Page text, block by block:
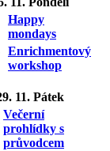
Happy
mondays
Enrichmentový
workshop
11. Pátek
Večerní
prohlídky s
průvodcem